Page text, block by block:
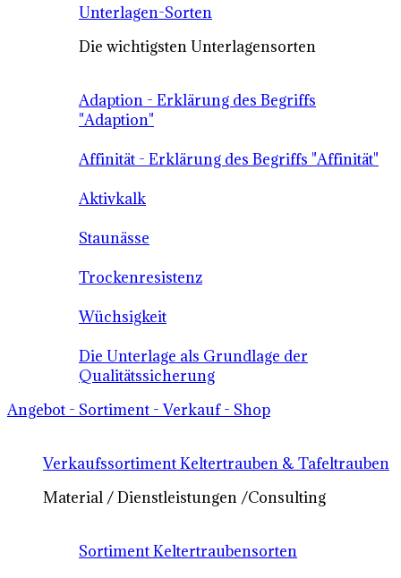
Unterlagen-Sorten
Die wichtigsten Unterlagensorten
Adaption - Erklärung des Begriffs
"Adaption"
Affinität - Erklärung des Begriffs "Affinität"
Aktivkalk
Staunässe
Trockenresistenz
Wüchsigkeit
Die Unterlage als Grundlage der
Qualitätssicherung
Angebot - Sortiment - Verkauf - Shop
Verkaufssortiment Keltertrauben & Tafeltrauben
Material / Dienstleistungen /Consulting
Sortiment Keltertraubensorten